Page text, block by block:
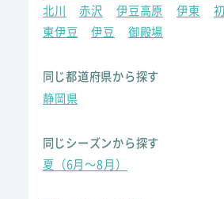
北川
赤沢 伊豆高原 伊東
東伊豆
伊豆 御殿場
同じ都道府県から探す
静岡県
同じシーズンから探す
夏（6月～8月）